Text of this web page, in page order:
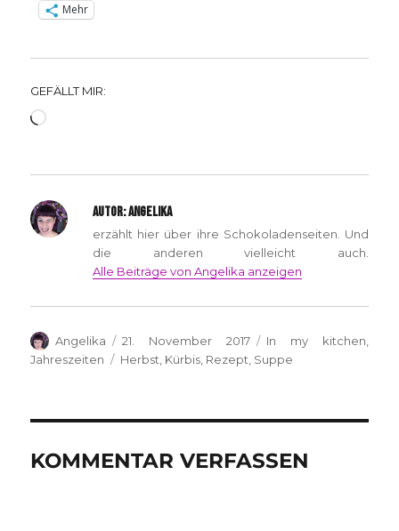
Mehr
GEFÄLLT MIR:
Wird
AUTOR:ANGELIKA
erzählt hier über ihre Schokoladenseiten. Und
die anderen vielleicht auch.
Alle Beiträge von Angelika anzeigen
Autor
Angelika
Veröffentlicht
am
21. November 2017 Kategorien
In my kitchen
Jahreszeiten
Schlagwörter
Herbst Kürbis Rezept Suppe
KOMMENTAR VERFASSEN